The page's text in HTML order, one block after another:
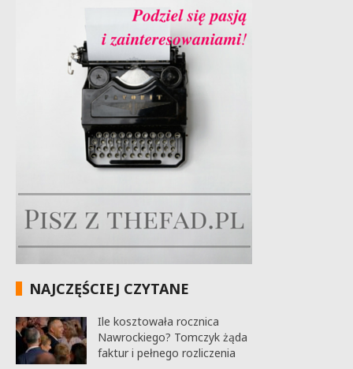
NAJCZĘŚCIEJ CZYTANE
Ile kosztowała rocznica
Nawrockiego? Tomczyk żąda
faktur i pełnego rozliczenia